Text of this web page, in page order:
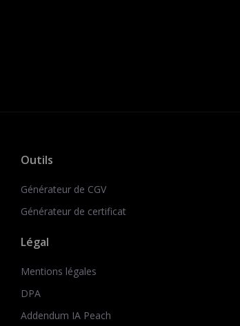
Outils
Générateur de CGV
Générateur de certificat
Légal
Mentions légales
DPA
Addendum IA Peach